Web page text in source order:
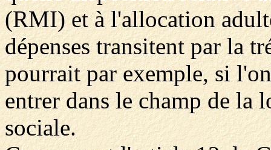
(RMI) et à l'allocation
dépenses transitent par la
pourrait par exemple, si
entrer dans le champ de la
sociale.